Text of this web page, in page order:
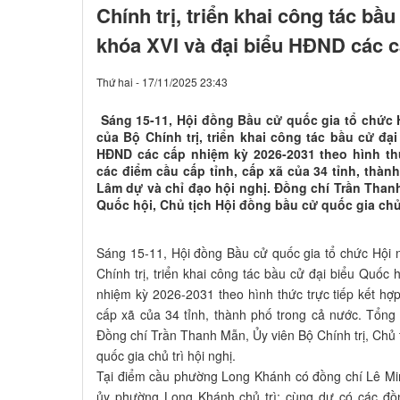
Chính trị, triển khai công tác
khóa XVI và đại biểu HĐND các
Thứ hai - 17/11/2025 23:43
Sáng 15-11, Hội đồng Bầu cử quốc gia tổ
của Bộ Chính trị, triển khai công tác bầu cử
HĐND các cấp nhiệm kỳ 2026-2031 theo hình
các điểm cầu cấp tỉnh, cấp xã của 34 tỉnh,
Lâm dự và chỉ đạo hội nghị. Đồng chí Trần
Quốc hội, Chủ tịch Hội đồng bầu cử quốc gia
Sáng 15-11, Hội đồng Bầu cử quốc gia tổ chức Hội
Chính trị, triển khai công tác bầu cử đại biểu Quốc
nhiệm kỳ 2026-2031 theo hình thức trực tiếp kết
cấp xã của 34 tỉnh, thành phố trong cả nước.
Đồng chí Trần Thanh Mẫn, Ủy viên Bộ Chính trị,
quốc gia chủ trì hội nghị.
Tại điểm cầu phường Long Khánh có đồng chí Lê
ủy phường Long Khánh chủ trì; cùng dự có các